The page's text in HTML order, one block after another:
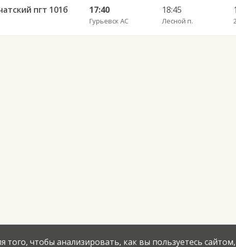
пгт 101б 17:40
Гурьевск АС
18:45
Лесной п.
того, чтобы анализировать, как вы пользуетесь